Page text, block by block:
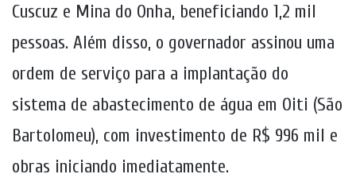
Cuscuz e Mina do Onha, beneficiando 1,2 mil
pessoas. Além disso, o governador assinou uma
ordem de serviço para a implantação do
sistema de abastecimento de água em Oiti (São
Bartolomeu), com investimento de R$ 996 mil e
obras iniciando imediatamente.